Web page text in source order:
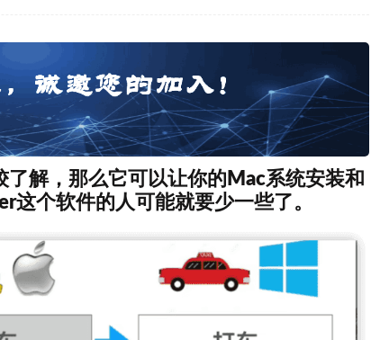
解，那么它可以让你的Mac系统安装和
个软件的人可能就要少一些了。